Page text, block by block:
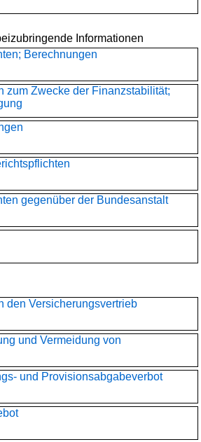
Informationen
Berechnungen
zum Zwecke der Finanzstabilität;
gegenüber der Bundesanstalt
den Versicherungsvertrieb
und Vermeidung von
und Provisionsabgabeverbot